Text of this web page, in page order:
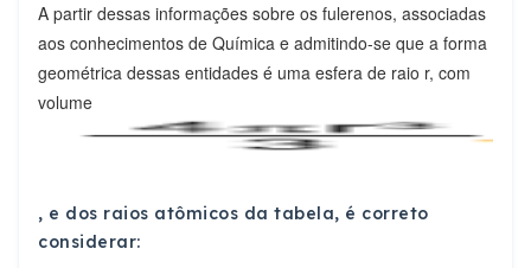
A partir dessas informações sobre os fulerenos, associadas
aos conhecimentos de Química e admitindo-se que a forma
geométrica dessas entidades é uma esfera de raio r, com
volume
, e dos raios atômicos da tabela, é correto
considerar: